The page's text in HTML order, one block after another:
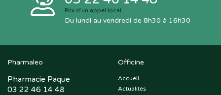
Prix d’un appel local
Du lundi au vendredi de 8h30 à 16h30
Pharmaleo
Pharmacie Paque
03 22 46 14 48
Officine
Accueil
Actualités